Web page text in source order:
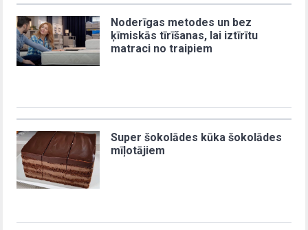
Noderīgas metodes un bez
ķīmiskās tīrīšanas, lai iztīrītu
matraci no traipiem
Super šokolādes kūka šokolādes
mīļotājiem